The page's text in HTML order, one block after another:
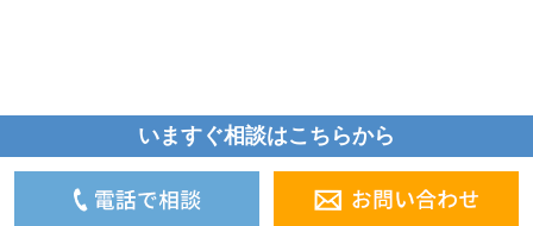
いますぐ相談はこちらから